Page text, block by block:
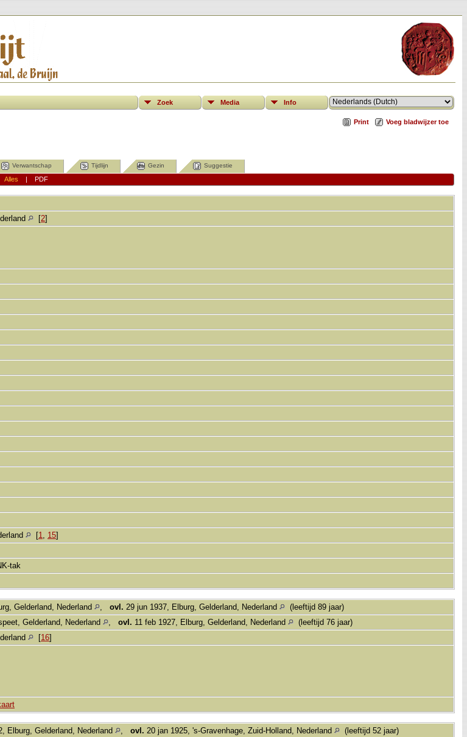
Zoek Media Info
Print Voeg bladwijzer toe
Verwantschap Tijdlijn Gezin Suggestie
Alles PDF
[2]
[1 15]
tak
Gelderland, Nederland ovl. 29 jun 1937, Elburg, Gelderland, Nederland
(leeftijd 89 jaar)
Gelderland, Nederland ovl. 11 feb 1927, Elburg, Gelderland, Nederland
(leeftijd 76 jaar)
[16]
Elburg, Gelderland, Nederland ovl. 20 jan 1925, 's-Gravenhage, Zuid-Holland, Nederland
(leeftijd 52 jaar)